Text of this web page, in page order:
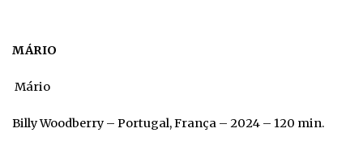
MÁRIO
Mário
Billy Woodberry – Portugal, França – 2024 – 120 min.